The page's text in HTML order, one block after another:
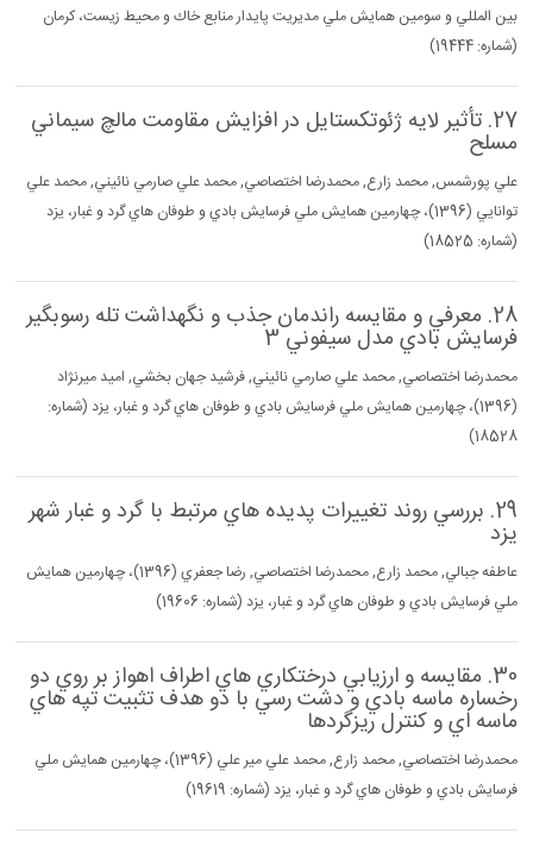
بين المللي و سومين همايش ملي مديريت پايدار منابع خاك و محيط زيست، كرمان
(شماره: 19444)
27. تأثير لايه ژئوتكستايل در افزايش مقاومت مالچ سيماني
مسلح
علي پورشمس, محمد زارع, محمدرضا اختصاصي, محمد علي صارمي نائيني, محمد علي
توانايي (1396)، چهارمين همايش ملي فرسايش بادي و طوفان هاي گرد و غبار، يزد
(شماره: 18525)
28. معرفي و مقايسه راندمان جذب و نگهداشت تله رسوبگير
فرسايش بادي مدل سيفوني 3
محمدرضا اختصاصي, محمد علي صارمي نائيني, فرشيد جهان بخشي, اميد ميرنژاد
(1396)، چهارمين همايش ملي فرسايش بادي و طوفان هاي گرد و غبار، يزد (شماره:
18528)
29. بررسي روند تغييرات پديده هاي مرتبط با گرد و غبار شهر
يزد
عاطفه جبالي, محمد زارع, محمدرضا اختصاصي, رضا جعفري (1396)، چهارمين همايش
ملي فرسايش بادي و طوفان هاي گرد و غبار، يزد (شماره: 19606)
30. مقايسه و ارزيابي درختكاري هاي اطراف اهواز بر روي دو
رخساره ماسه بادي و دشت رسي با دو هدف تثبيت تپه هاي
ماسه اي و كنترل ريزگردها
محمدرضا اختصاصي, محمد زارع, محمد علي مير علي (1396)، چهارمين همايش ملي
فرسايش بادي و طوفان هاي گرد و غبار، يزد (شماره: 19619)